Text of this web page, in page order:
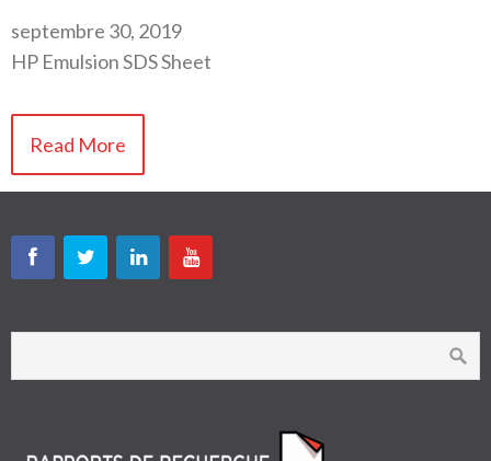
septembre 30, 2019
HP Emulsion SDS Sheet
Read More